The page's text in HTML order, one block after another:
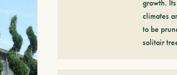
growth.
climates
to be
solitair